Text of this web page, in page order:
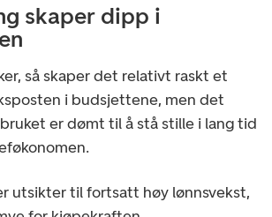
skaper dipp i
så skaper det relativt raskt et
i budsjettene, men det
er dømt til å stå stille i lang tid
utsikter til fortsatt høy lønnsvekst,